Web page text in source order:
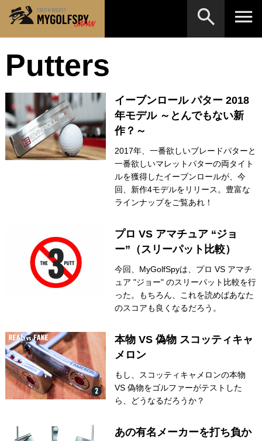
Putters
イーブンロール パター 2018
年モデル ～とんでもない新
作？～
2017年、一番欲しいブレードパターと
一番欲しいマレットパターの両タイト
ルを獲得したイーブンロールが、今
回、新作4モデルをリリース。豊富な
ラインナップをご覧あれ！
プロ VS アマチュア “ジョ
ー”（スリーパット比較）
今回、MyGolfSpyは、プロ VS アマチ
ュア "ジョー" のスリーパット比較を行
った。もちろん、これを読めばあなた
のスコアも良くなるだろう。
本物 VS 偽物 スコッティキャ
メロン
もし、スコッティキャメロンの本物
VS 偽物をゴルファーがテストした
ら、どうなるだろうか？
あの有名メーカーを打ち負か
MOST WANTED テストランキング
HOW TO ゴルフ上達・実践テクニック
LAB テスト・データ検証
Golf News ゴルフニュース
FAIRWAY WOODS フェアウェイウッド
HYBRIDS ハイブリッド
IRONS アイアン
PUTTERS パター
OTHER その他
Editor’s Picks 編集部のおすすめ
私たちのチーム
Our Mission 私たちの使命
※メーカー名やクラブ名など、検索したい事柄を入
力してください。